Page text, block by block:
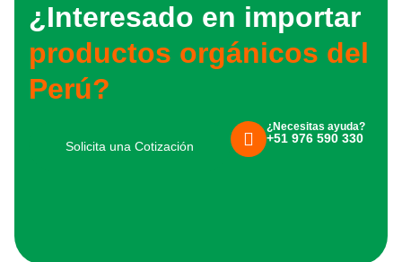
¿Interesado en importar
productos orgánicos del
Perú?
Solicita una Cotización
¿Necesitas ayuda?
+51 976 590 330